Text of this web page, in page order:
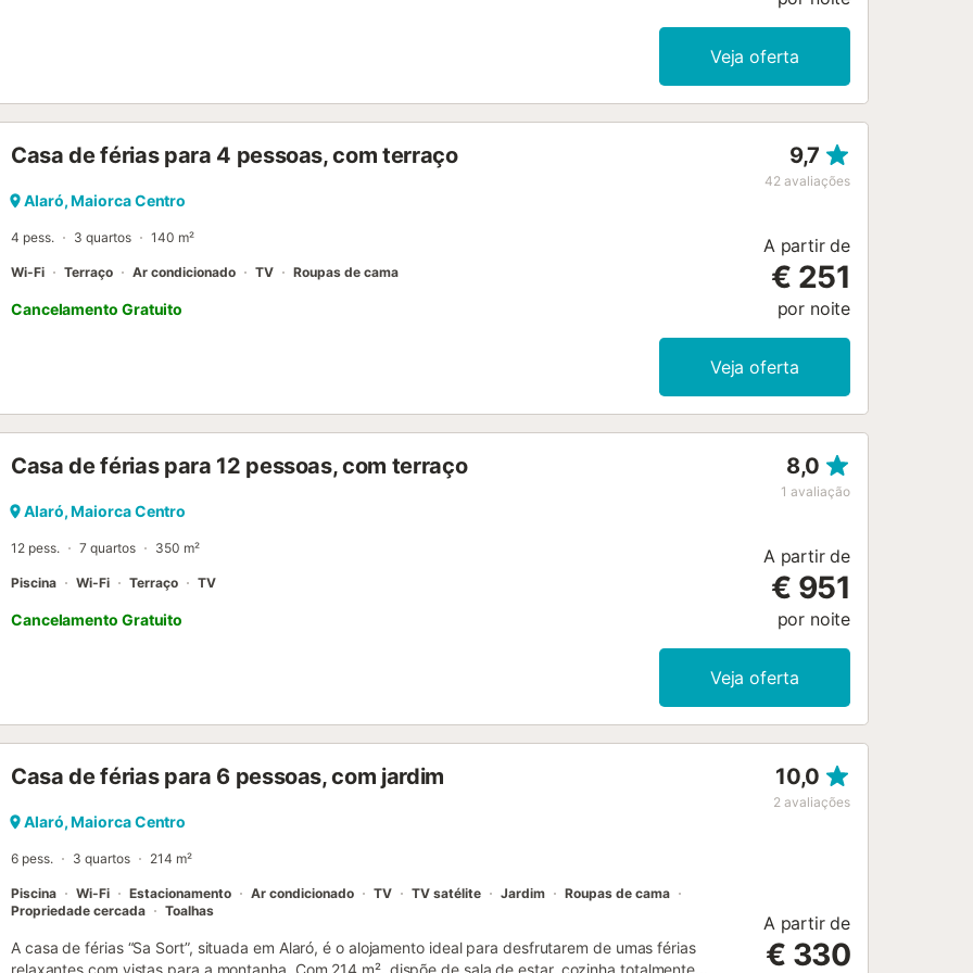
Veja oferta
Casa de férias para 4 pessoas, com terraço 9,7
42 avaliações
Alaró, Maiorca Centro
4 pess. 3 quartos 140 m²
Wi-Fi Terraço Ar condicionado TV Roupas de cama
Cancelamento Gratuito
A partir de
€ 251
por noite
Veja oferta
Casa de férias para 12 pessoas, com terraço 8,0
1 avaliação
Alaró, Maiorca Centro
12 pess. 7 quartos 350 m²
Piscina Wi-Fi Terraço TV
Cancelamento Gratuito
A partir de
€ 951
por noite
Veja oferta
Casa de férias para 6 pessoas, com jardim 10,0
2 avaliações
Alaró, Maiorca Centro
6 pess. 3 quartos 214 m²
Piscina Wi-Fi Estacionamento Ar condicionado TV TV satélite Jardim
Roupas de cama
Propriedade cercada
Toalhas
A casa de férias “Sa Sort”, situada em Alaró, é o alojamento ideal para desfrutarem de umas férias
relaxantes com vistas para a montanha. Com 214 m², dispõe de sala de estar, cozinha totalmente
A partir de
€ 330